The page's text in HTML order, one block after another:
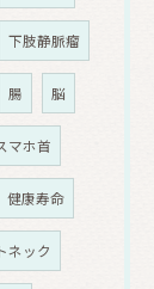
下肢静脈瘤
腸 脳
マホ首
健康寿命
ネック